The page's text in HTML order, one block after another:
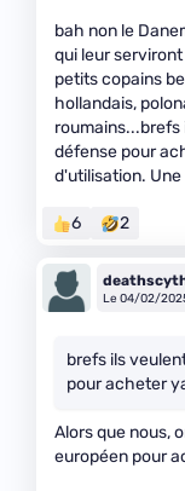
bah non le
qui leur
petits copains
hollandais,
roumains...brefs
défense pour
d'utilisation. Une
6 2
Le 04/02/
brefs ils
pour acheter
Alors que nous,
européen pour